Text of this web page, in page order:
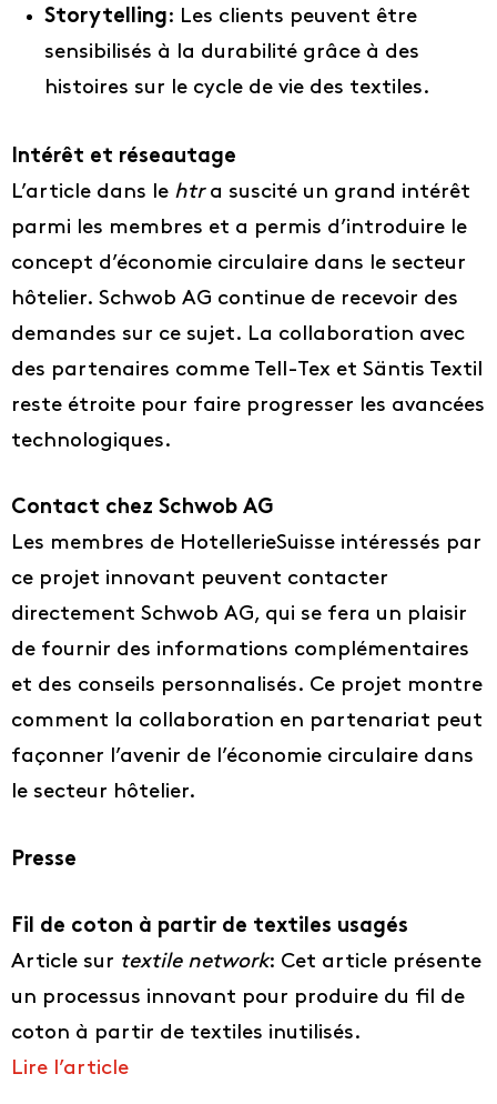
Storytelling: Les clients peuvent être
sensibilisés à la durabilité grâce à des
histoires sur le cycle de vie des textiles.
Intérêt et réseautage
L’article dans le htra suscité un grand intérêt
parmi les membres et a permis d’introduire le
concept d’économie circulaire dans le secteur
hôtelier. Schwob AG continue de recevoir des
demandes sur ce sujet. La collaboration avec
des partenaires comme Tell-Tex et Säntis Textil
reste étroite pour faire progresser les avancées
technologiques.
Contact chez Schwob AG
Les membres de HotellerieSuisse intéressés par
ce projet innovant peuvent contacter
directement Schwob AG, qui se fera un plaisir
de fournir des informations complémentaires
et des conseils personnalisés. Ce projet montre
comment la collaboration en partenariat peut
façonner l’avenir de l’économie circulaire dans
le secteur hôtelier.
Presse
Fil de coton à partir de textiles usagés
Article sur textile network: Cet article présente
un processus innovant pour produire du fil de
coton à partir de textiles inutilisés.
Lire l’article
Idée
À propos de nous
IT
EN